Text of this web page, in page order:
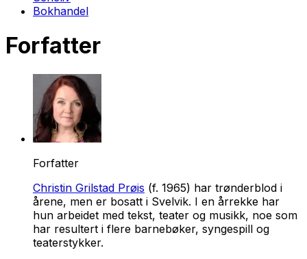
Bokhandel
Forfatter
Forfatter
Christin Grilstad Prøis (f. 1965) har trønderblod i
årene, men er bosatt i Svelvik. I en årrekke har
hun arbeidet med tekst, teater og musikk, noe som
har resultert i flere barnebøker, syngespill og
teaterstykker.